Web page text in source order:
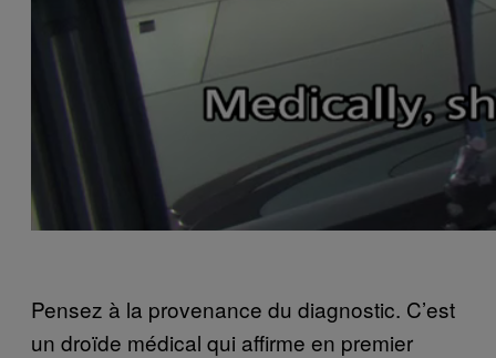
Pensez à la provenance du diagnostic. C’est
un droïde médical qui affirme en premier